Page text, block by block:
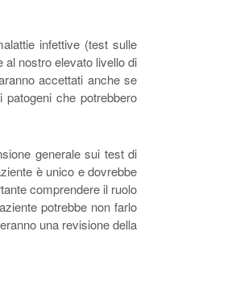
infettive (test sulle
nostro elevato livello di
accettati anche se
che potrebbero
generale sui test di
è unico e dovrebbe
comprendere il ruolo
potrebbe non farlo
una revisione della